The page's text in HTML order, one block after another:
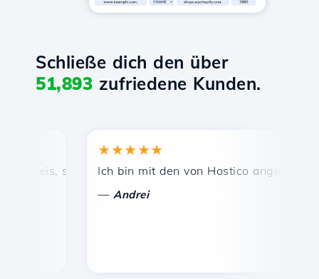
Schließe dich den über
51,893 zufriedene Kunden.
schnelle und effiziente technische Unterstützung.
★★★★★
Ich bin mit den von Hostico angebotenen
Andrei